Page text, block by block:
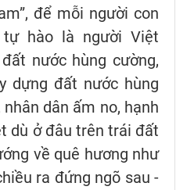
để mỗi người con
hào là người Việt
nước hùng cường,
dựng đất nước hùng
dân ấm no, hạnh
dù ở đâu trên trái đất
về quê hương như
ra đứng ngõ sau -